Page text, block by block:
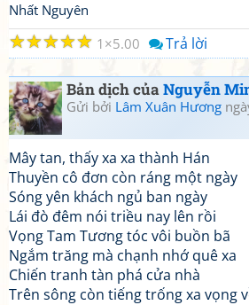
Nhất Nguyên
☆
☆
☆
☆
☆ 1 5.00 Trả lời
Bản dịch củaNguyễn
Gửi bởi Lâm Xuân Hương
Mây tan, thấy xa xa thành Hán
Thuyền cô đơn còn ráng một ngày
Sóng yên khách ngủ ban ngày
Lái đò đêm nói triều nay lên rồi
Vọng Tam Tương tóc vôi buồn bã
Ngắm trăng mà chạnh nhớ quê xa
Chiến tranh tàn phá cửa nhà
Trên sông còn tiếng trống xa vọng